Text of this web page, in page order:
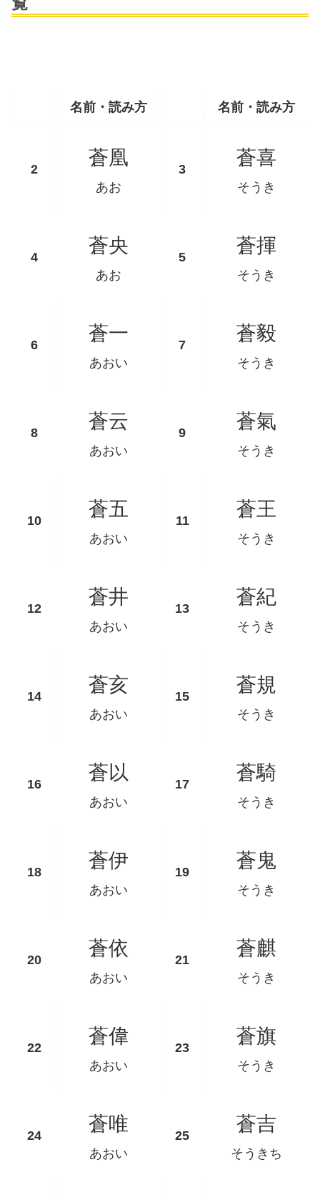
名前・読み方 名前・読み方
蒼凰
あお
蒼喜
そうき
蒼央
あお
蒼揮
そうき
蒼一
あおい
蒼毅
そうき
蒼云
あおい
蒼氣
そうき
蒼五
あおい
蒼王
そうき
蒼井
あおい
蒼紀
そうき
蒼亥
あおい
蒼規
そうき
蒼以
あおい
蒼騎
そうき
蒼伊
あおい
蒼鬼
そうき
蒼依
あおい
蒼麒
そうき
蒼偉
あおい
蒼旗
そうき
蒼唯
あおい
蒼吉
そうきち